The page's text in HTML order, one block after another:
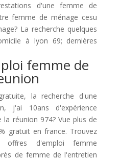
d'une femme de
femme de ménage cesu
La recherche quelques
à lyon 69; dernières
femme de
la recherche d'une
j'ai 10ans d'expérience
réunion 974? Vue plus de
gratuit en france. Trouvez
d'emploi femme
de femme de l'entretien